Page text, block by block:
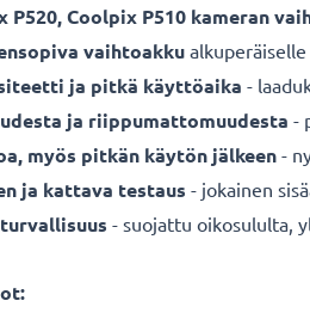
P520, Coolpix P510 kameran
vaihtoakku alkuperäiselle
ja pitkä käyttöaika -
ja riippumattomuudesta -
myös pitkän käytön jälkeen -
ja kattava testaus - jokainen
- suojattu oikosululta,